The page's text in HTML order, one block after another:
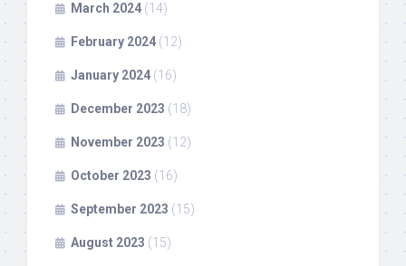
March 2024 (14)
February 2024 (12)
January 2024 (16)
December 2023 (18)
November 2023 (12)
October 2023 (16)
September 2023 (15)
August 2023 (15)